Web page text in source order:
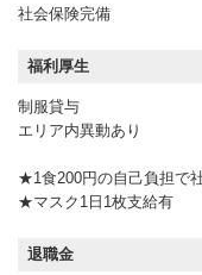
社会保険完備
福利厚生
制服貸与
エリア内異動あり
★1食200円の自己負担で
★マスク1日1枚支給有
退職金